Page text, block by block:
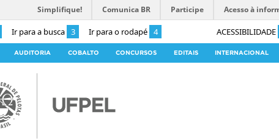
Ir para a busca 3 Ir para o rodapé 4 ACESSIBILIDADE
Simplifique! Comunica BR Participe Acesso à
AUDITORIA COBALTO CONCURSOS EDITAIS INTERNACIONAL